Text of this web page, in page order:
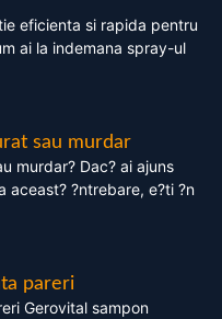
eficienta si rapida pentru
ai la indemana spray-ul
sau murdar
murdar? Dac? ai ajuns
aceast? ?ntrebare, e?ti ?n
pareri
Gerovital sampon